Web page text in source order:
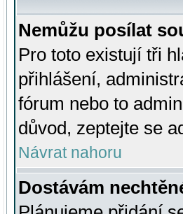
Nemůžu posílat
Pro toto existují tři
přihlášení,
fórum nebo to
důvod, zeptejte se
Návrat nahoru
Dostávám